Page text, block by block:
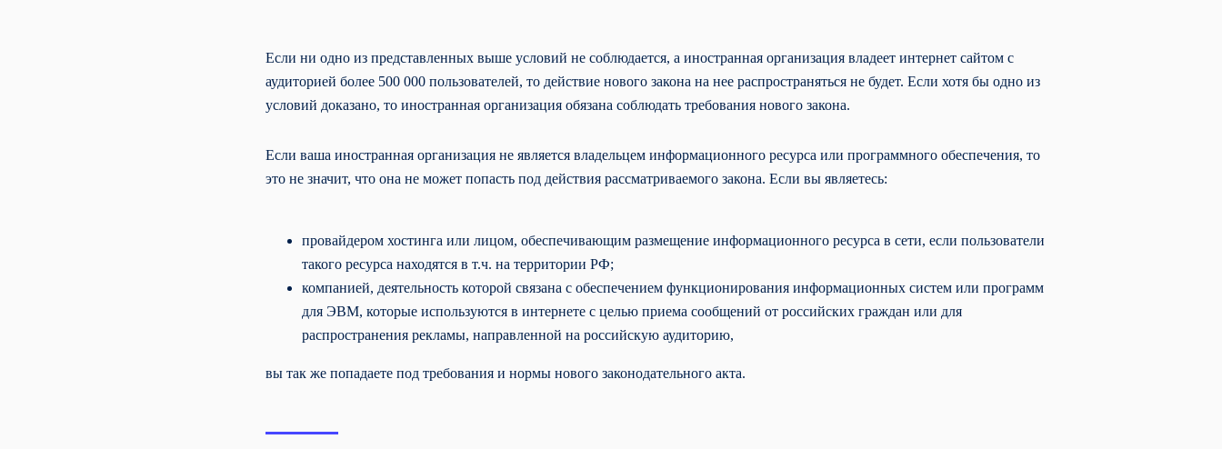
Если ни одно из представленных выше условий не соблюдается, а иностранная организация владеет интернет сайтом с
аудиторией более 500 000 пользователей, то действие нового закона на нее распространяться не будет. Если хотя бы одно из
условий доказано, то иностранная организация обязана соблюдать требования нового закона.
Если ваша иностранная организация не является владельцем информационного ресурса или программного обеспечения, то
это не значит, что она не может попасть под действия рассматриваемого закона. Если вы являетесь:
провайдером хостинга или лицом, обеспечивающим размещение информационного ресурса в сети, если пользователи
такого ресурса находятся в т.ч. на территории РФ;
компанией, деятельность которой связана с обеспечением функционирования информационных систем или программ
для ЭВМ, которые используются в интернете с целью приема сообщений от российских граждан или для
распространения рекламы, направленной на российскую аудиторию,
вы так же попадаете под требования и нормы нового законодательного акта.